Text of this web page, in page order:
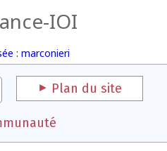
IOI
: marconieri
Plan du site